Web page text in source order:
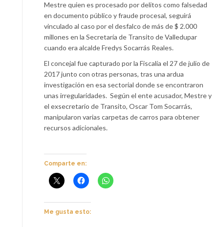
Mestre quien es procesado por delitos como falsedad
en documento público y fraude procesal, seguirá
vinculado al caso por el desfalco de más de $ 2.000
millones en la Secretaría de Transito de Valledupar
cuando era alcalde Fredys Socarrás Reales.
El concejal fue capturado por la Fiscalía el 27 de julio de
2017 junto con otras personas, tras una ardua
investigación en esa sectorial donde se encontraron
unas irregularidades. Según el ente acusador, Mestre y
el exsecretario de Transito, Oscar Tom Socarrás,
manipularon varias carpetas de carros para obtener
recursos adicionales.
Comparte en:
Me gusta esto: